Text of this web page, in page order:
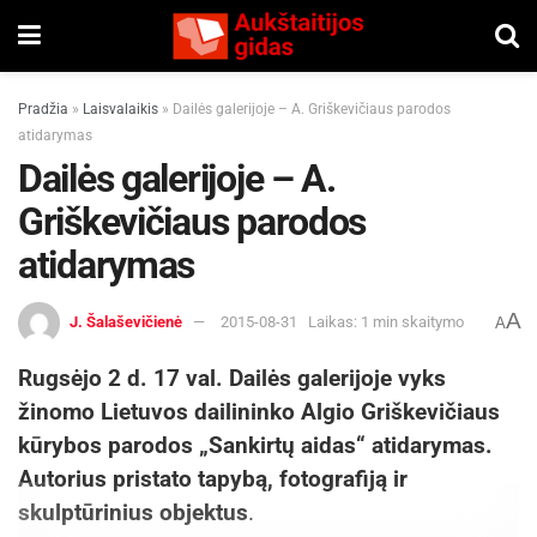
Pradžia » Laisvalaikis » Dailės galerijoje – A. Griškevičiaus parodos
atidarymas
Dailės galerijoje – A.
Griškevičiaus parodos
atidarymas
J. Šalaševičienė 2015-08-31 Laikas: 1 min skaitymo AA
Rugsėjo 2 d. 17 val. Dailės galerijoje vyks
žinomo Lietuvos dailininko Algio Griškevičiaus
kūrybos parodos „Sankirtų aidas“ atidarymas.
Autorius pristato tapybą, fotografiją ir
skulptūrinius objektus.